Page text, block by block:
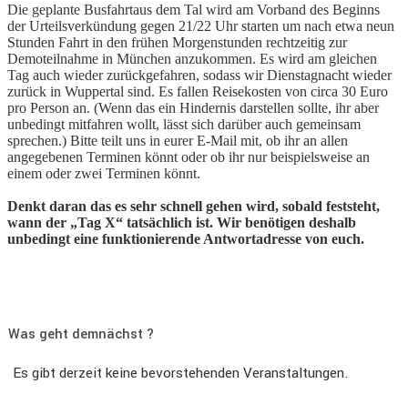
Die geplante Busfahrtaus dem Tal wird am Vorband des Beginns
der Urteilsverkündung gegen 21/22 Uhr starten um nach etwa neun
Stunden Fahrt in den frühen Morgenstunden rechtzeitig zur
Demoteilnahme in München anzukommen. Es wird am gleichen
Tag auch wieder zurückgefahren, sodass wir Dienstagnacht wieder
zurück in Wuppertal sind. Es fallen Reisekosten von circa 30 Euro
pro Person an. (Wenn das ein Hindernis darstellen sollte, ihr aber
unbedingt mitfahren wollt, lässt sich darüber auch gemeinsam
sprechen.) Bitte teilt uns in eurer E-Mail mit, ob ihr an allen
angegebenen Terminen könnt oder ob ihr nur beispielsweise an
einem oder zwei Terminen könnt.
Denkt daran das es sehr schnell gehen wird, sobald feststeht,
wann der „Tag X“ tatsächlich ist. Wir benötigen deshalb
unbedingt eine funktionierende Antwortadresse von euch.
Was geht demnächst ?
Es gibt derzeit keine bevorstehenden Veranstaltungen.